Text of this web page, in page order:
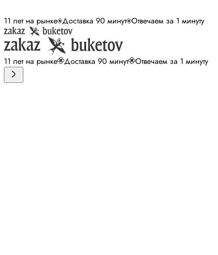
11 лет на рынке Доставка 90 минут Отвечаем за 1 минуту
11 лет на рынке Доставка 90 минут Отвечаем за 1 минуту